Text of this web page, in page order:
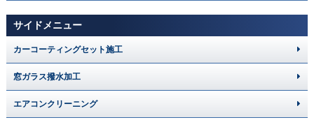
サイドメニュー
カーコーティングセット施工
窓ガラス撥水加工
エアコンクリーニング